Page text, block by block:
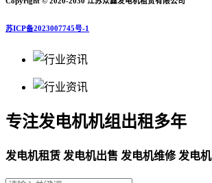
苏ICP备2023007745号-1
专注发电机机组出租多年
发电机租赁 发电机出售 发电机维修 发电